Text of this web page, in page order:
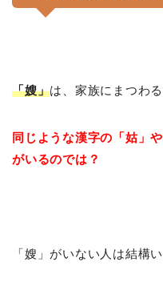
「嫂」は、家族にまつわる
同じような漢字の「姑」
がいるのでは？
「嫂」がいない人は結構い